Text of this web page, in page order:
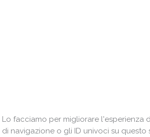
facciamo per migliorare l'esperienza
navigazione o gli ID univoci su